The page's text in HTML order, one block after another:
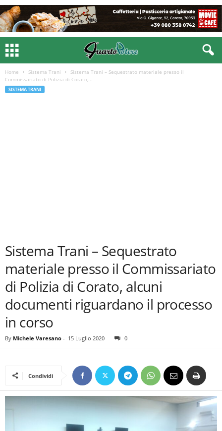
Home Sistema Trani
Sistema Trani – Sequestrato materiale presso il
Commissariato di Polizia di Corato,...
SISTEMA TRANI
Sistema Trani – Sequestrato
materiale presso il Commissariato
di Polizia di Corato, alcuni
documenti riguardano il processo
in corso
By Michele Varesano - 15 Luglio 2020 0
Condividi